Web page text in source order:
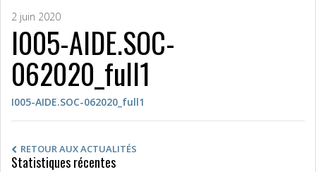
2 juin 2020
I005-AIDE.SOC-
062020_full1
I005-AIDE.SOC-062020_full1
RETOUR AUX ACTUALITÉS
Statistiques récentes